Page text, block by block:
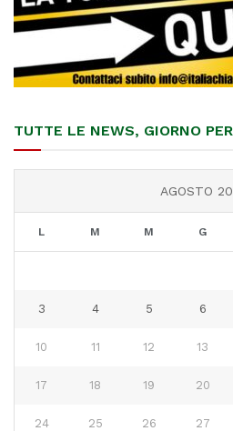
TUTTE LE NEWS, GIORNO
AGOSTO
L M M G
3 4 5 6
10 11 12 13
17 18 19 20
24 25 26 27